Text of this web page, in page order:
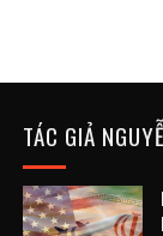
TÁC GIẢ